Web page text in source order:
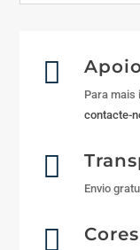

Para mais
contacte-

Envio
 Cores